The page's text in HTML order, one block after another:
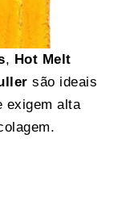
, Hot Melt
são ideais
exigem alta